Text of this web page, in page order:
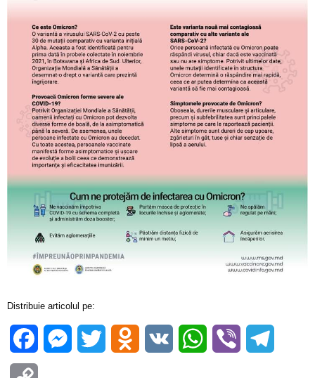
Distribuie articolul pe:
FacebookMessenger
Twitter Odnoklassniki
VK WhatsApp
Viber